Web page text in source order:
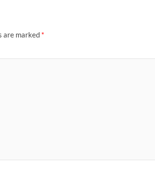
are marked *